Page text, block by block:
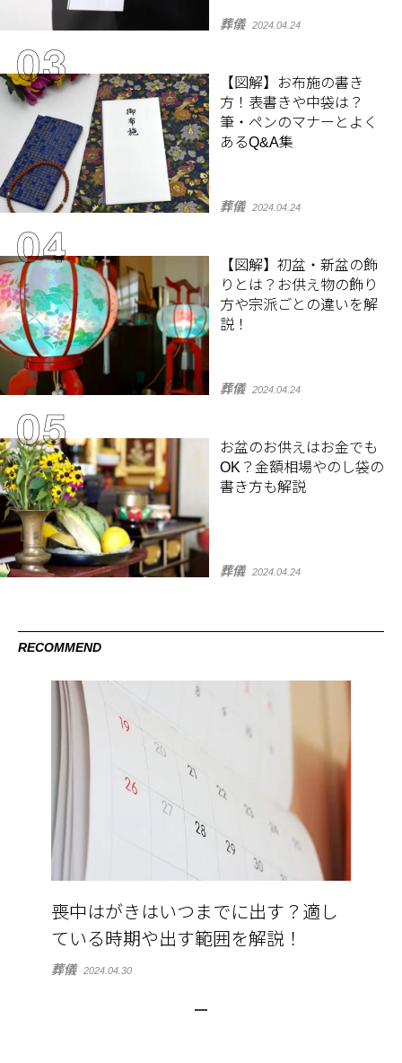
葬儀 2024.04.24
【図解】お布施の書き
方！表書きや中袋は？
筆・ペンのマナーとよく
あるQ&A集
葬儀 2024.04.24
【図解】初盆・新盆の飾
りとは？お供え物の飾り
方や宗派ごとの違いを解
説！
葬儀 2024.04.24
お盆のお供えはお金でも
OK？金額相場やのし袋の
書き方も解説
葬儀 2024.04.24
RECOMMEND
喪中はがきはいつまでに出す？適し
ている時期や出す範囲を解説！
葬儀 2024.04.30